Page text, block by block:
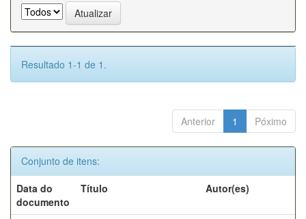
Resultado 1-1 de 1.
Anterior 1 Póximo
Conjunto de itens:
Data do
documento
Título Autor(es)